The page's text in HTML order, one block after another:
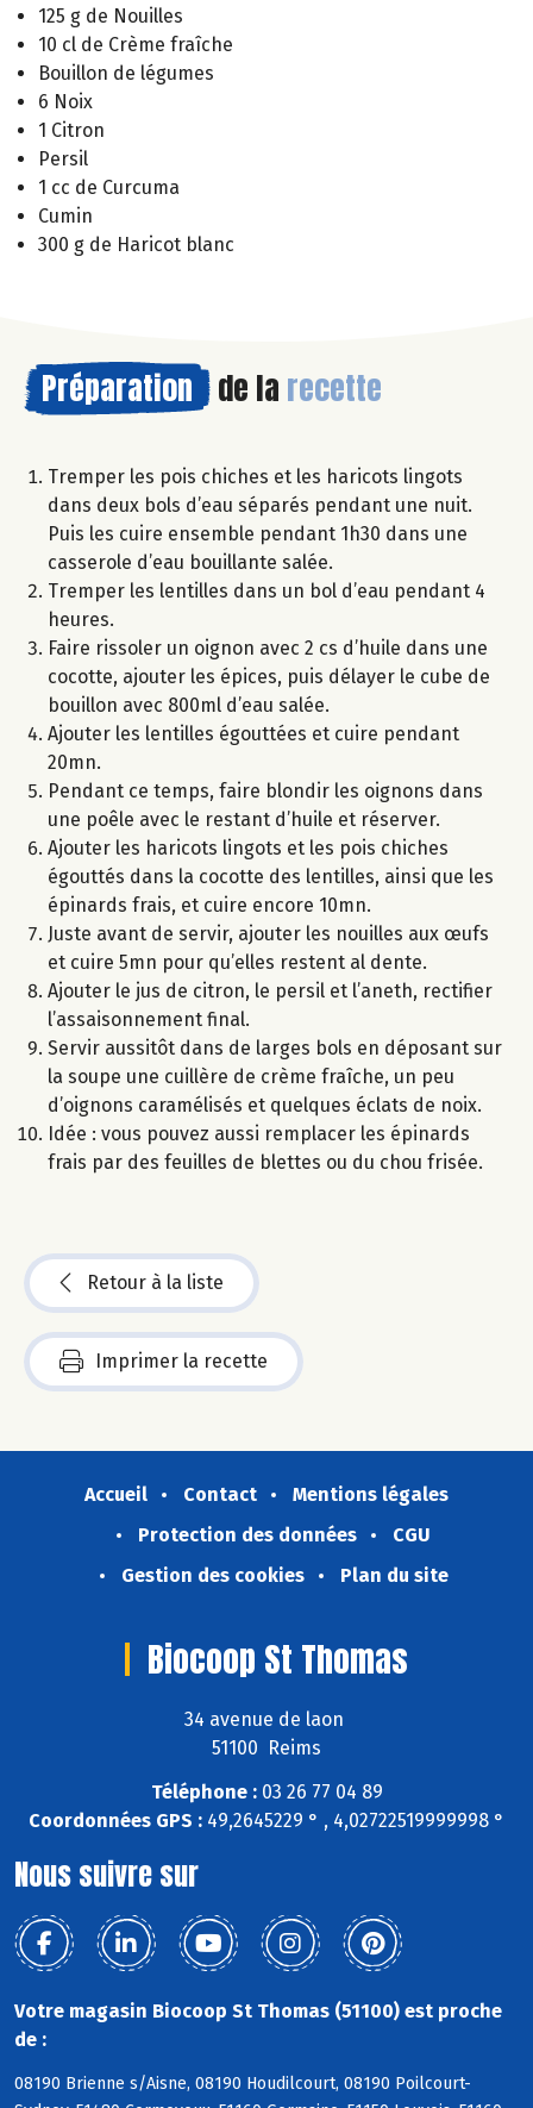
125 g de Nouilles
10 cl de Crème fraîche
Bouillon de légumes
6 Noix
1 Citron
Persil
1 cc de Curcuma
Cumin
300 g de Haricot blanc
Préparation de la recette
Tremper les pois chiches et les haricots lingots
dans deux bols d’eau séparés pendant une nuit.
Puis les cuire ensemble pendant 1h30 dans une
casserole d’eau bouillante salée.
Tremper les lentilles dans un bol d’eau pendant 4
heures.
Faire rissoler un oignon avec 2 cs d’huile dans une
cocotte, ajouter les épices, puis délayer le cube de
bouillon avec 800ml d’eau salée.
Ajouter les lentilles égouttées et cuire pendant
20mn.
Pendant ce temps, faire blondir les oignons dans
une poêle avec le restant d’huile et réserver.
Ajouter les haricots lingots et les pois chiches
égouttés dans la cocotte des lentilles, ainsi que les
épinards frais, et cuire encore 10mn.
Juste avant de servir, ajouter les nouilles aux œufs
et cuire 5mn pour qu’elles restent al dente.
Ajouter le jus de citron, le persil et l’aneth, rectifier
l’assaisonnement final.
Servir aussitôt dans de larges bols en déposant sur
la soupe une cuillère de crème fraîche, un peu
d’oignons caramélisés et quelques éclats de noix.
Idée : vous pouvez aussi remplacer les épinards
frais par des feuilles de blettes ou du chou frisée.
Retour à la liste
Imprimer la recette
Accueil Contact
Mentions légales
Protection des données
CGU
Gestion des cookies
Plan du site
Biocoop St Thomas
34 avenue de laon
51100 Reims
Téléphone :03 26 77 04 89
Coordonnées GPS : 49,2645229 ° , 4,02722519999998 °
Nous suivre sur
Votre magasin Biocoop St Thomas (51100) est proche
de :
08190 Brienne s/Aisne, 08190 Houdilcourt, 08190 Poilcourt-